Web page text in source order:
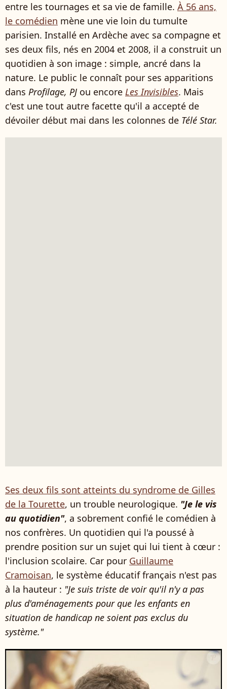
entre les tournages et sa vie de famille. À 56 ans,
le comédien mène une vie loin du tumulte
parisien. Installé en Ardèche avec sa compagne et
ses deux fils, nés en 2004 et 2008, il a construit un
quotidien à son image : simple, ancré dans la
nature. Le public le connaît pour ses apparitions
dans Profilage, PJ ou encore Les Invisibles. Mais
c'est une tout autre facette qu'il a accepté de
dévoiler début mai dans les colonnes de Télé Star.
Ses deux fils sont atteints du syndrome de Gilles
de la Tourette, un trouble neurologique. "Je le vis
au quotidien", a sobrement confié le comédien à
nos confrères. Un quotidien qui l'a poussé à
prendre position sur un sujet qui lui tient à cœur :
l'inclusion scolaire. Car pour Guillaume
Cramoisan, le système éducatif français n'est pas
à la hauteur : "Je suis triste de voir qu'il n'y a pas
plus d'aménagements pour que les enfants en
situation de handicap ne soient pas exclus du
système."